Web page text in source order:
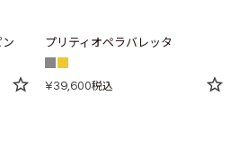
ン プリティオペラバレッタ
¥39,600税込